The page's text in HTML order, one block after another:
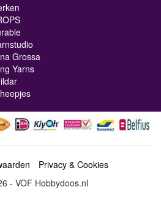
Grossa
Yarns
Privacy & Cookies
- VOF Hobbydoos.nl